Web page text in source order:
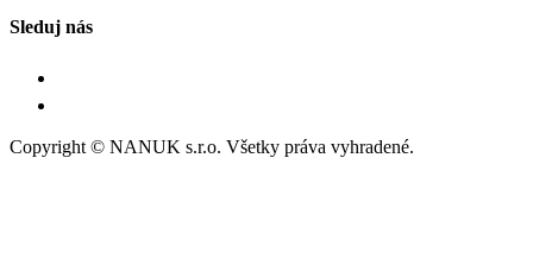
Sleduj nás
Copyright © NANUK s.r.o. Všetky práva vyhradené.